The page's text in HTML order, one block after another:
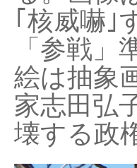
｢核威嚇｣
「参戦
絵は抽象
家志田弘
壊する政